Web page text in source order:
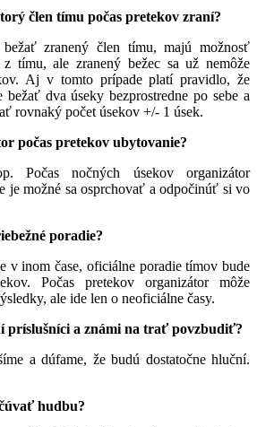
člen tímu počas pretekov zraní?
zranený člen tímu, majú možnosť
tímu, ale zranený bežec sa už nemôže
Aj v tomto prípade platí pravidlo, že
dva úseky bezprostredne po sebe a
rovnaký počet úsekov +/- 1 úsek.
počas pretekov ubytovanie?
Počas nočných úsekov organizátor
je možné sa osprchovať a odpočinúť si vo
poradie?
v inom čase, oficiálne poradie tímov bude
Počas pretekov organizátor môže
ale ide len o neoficiálne časy.
príslušníci a známi na trať povzbudiť?
a dúfame, že budú dostatočne hluční.
hudbu?